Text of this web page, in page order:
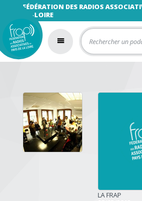
FÉDÉRATION DES RADIOS
LA-LOIRE
LA FRAP